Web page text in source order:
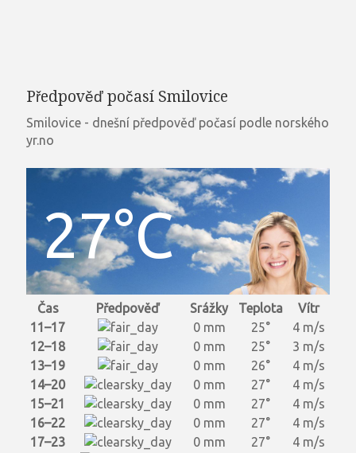
Předpověď počasí Smilovice
Smilovice - dnešní předpověď počasí podle norského
yr.no
27°C
Čas Předpověď Srážky Teplota
Vítr
11–17
0 mm 25°
4 m/s
12–18
0 mm 25°
3 m/s
13–19
0 mm 26°
4 m/s
14–20
0 mm 27°
4 m/s
15–21
0 mm 27°
4 m/s
16–22
0 mm 27°
4 m/s
17–23
0 mm 27°
4 m/s